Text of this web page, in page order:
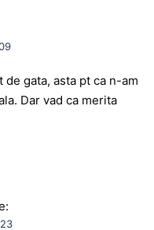
gata, asta pt ca n-am
Dar vad ca merita